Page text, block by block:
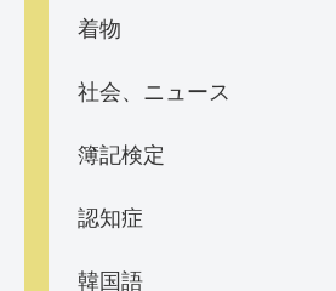
着物
社会、ニュース
簿記検定
認知症
韓国語